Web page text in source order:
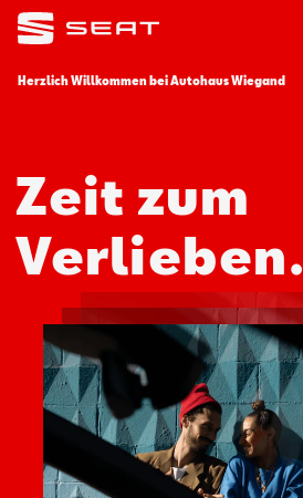
Herzlich Willkommen beiAutohaus Wiegand
Zeit zum
Verlieben.